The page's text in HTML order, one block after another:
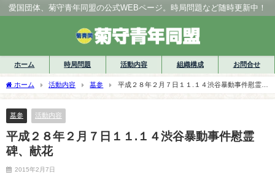
愛国団体、菊守青年同盟の公式WEBページ。時局問題など随時更新中！
ホーム 時局問題 活動内容 組織構成 お問合せ
ホーム 活動内容 墓参
平成２８年２月７日１１.１４渋谷暴動事件慰霊
墓参 活動内容
平成２８年２月７日１１.１４渋谷暴動事件慰霊
碑、献花
2015年2月7日